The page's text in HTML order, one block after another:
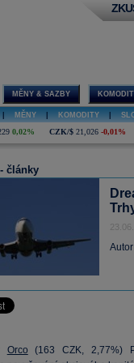
MĚNY & SAZBY
MĚNY KOMODITY
0,02% CZK/$ 21,026 -0,01%
články
Orco (163
CZK, 2,77%)